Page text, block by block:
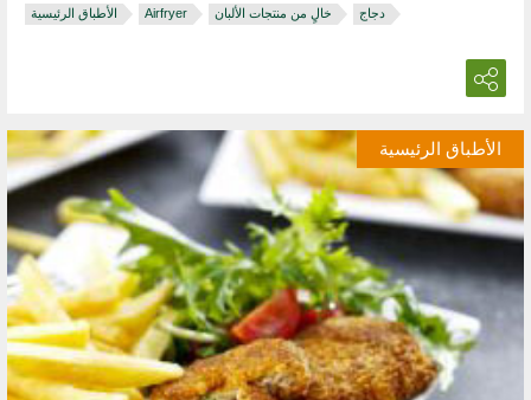
الأطباق الرئيسية
Airfryer خالٍ من منتجات الألبان دجاج
الأطباق الرئيسية